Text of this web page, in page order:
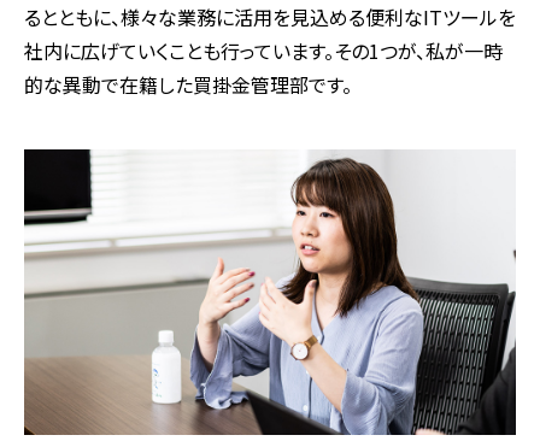
るとともに、様々な業務に活用を見込める便利なITツールを
社内に広げていくことも行っています。その1つが、私が一時
的な異動で在籍した買掛金管理部です。